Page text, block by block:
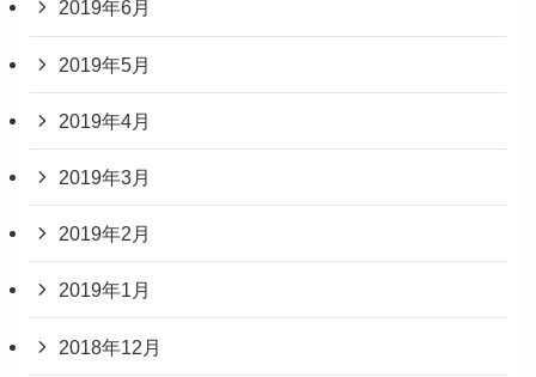
2019年6月
2019年5月
2019年4月
2019年3月
2019年2月
2019年1月
2018年12月